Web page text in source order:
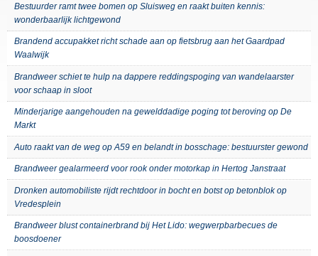
Bestuurder ramt twee bomen op Sluisweg en raakt buiten kennis:
wonderbaarlijk lichtgewond
Brandend accupakket richt schade aan op fietsbrug aan het Gaardpad
Waalwijk
Brandweer schiet te hulp na dappere reddingspoging van wandelaarster
voor schaap in sloot
Minderjarige aangehouden na gewelddadige poging tot beroving op De
Markt
Auto raakt van de weg op A59 en belandt in bosschage: bestuurster gewond
Brandweer gealarmeerd voor rook onder motorkap in Hertog Janstraat
Dronken automobiliste rijdt rechtdoor in bocht en botst op betonblok op
Vredesplein
Brandweer blust containerbrand bij Het Lido: wegwerpbarbecues de
boosdoener